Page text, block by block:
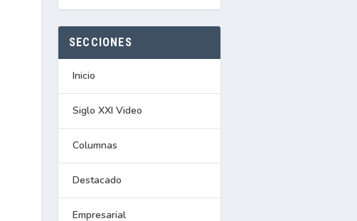
SECCIONES
Inicio
Siglo XXI Video
Columnas
Destacado
Empresarial